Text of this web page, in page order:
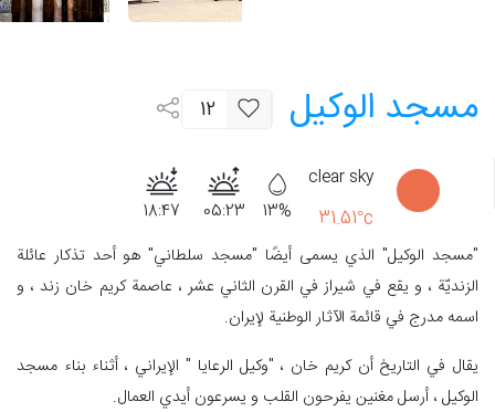
مسجد الوكيل 12
clear sky
31.51°c
13%
05:23
18:47
"مسجد الوكيل" الذي يسمى أيضًا "مسجد سلطاني" هو أحد تذکار عائلة
الزنديّة ، و يقع في شيراز في القرن الثاني عشر ، عاصمة كريم خان زند ، و
اسمه مدرج في قائمة الآثار الوطنية لإيران.
يقال في التاريخ أن كريم خان ، "وكيل الرعایا " الإيراني ، أثناء بناء مسجد
الوكيل ، أرسل مغنين يفرحون القلب و يسرعون أيدي العمال.